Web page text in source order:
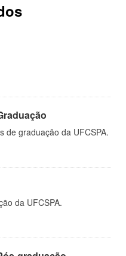
de graduação da UFCSPA.
da UFCSPA.